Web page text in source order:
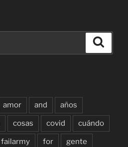
amor and años
cosas covid cuándo
failarmy for gente